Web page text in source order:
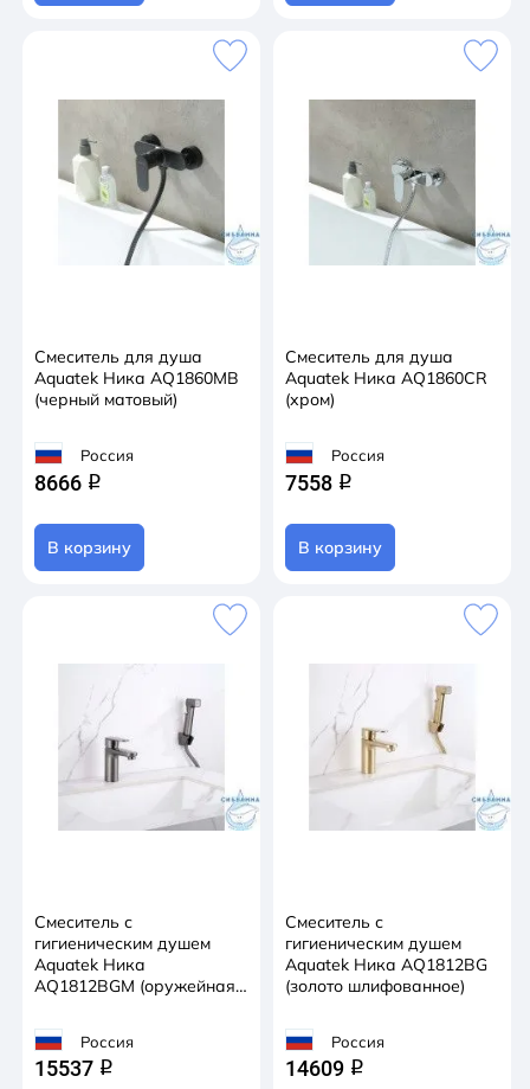
Смеситель для душа
Aquatek Ника AQ1860MB
(черный матовый)
Россия
8666 q
В корзину
Смеситель для душа
Aquatek Ника AQ1860CR
(хром)
Россия
7558 q
В корзину
Смеситель с
гигиеническим душем
Aquatek Ника
AQ1812BGM (оружейная
Россия
15537 q
Смеситель с
гигиеническим душем
Aquatek Ника AQ1812BG
(золото шлифованное)
Россия
14609 q